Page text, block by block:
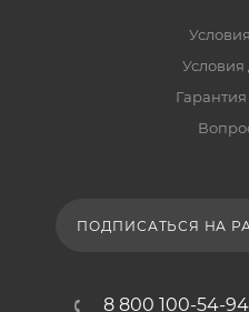
Условия
ПОДПИСАТЬСЯ НА
8 800 100-54-94